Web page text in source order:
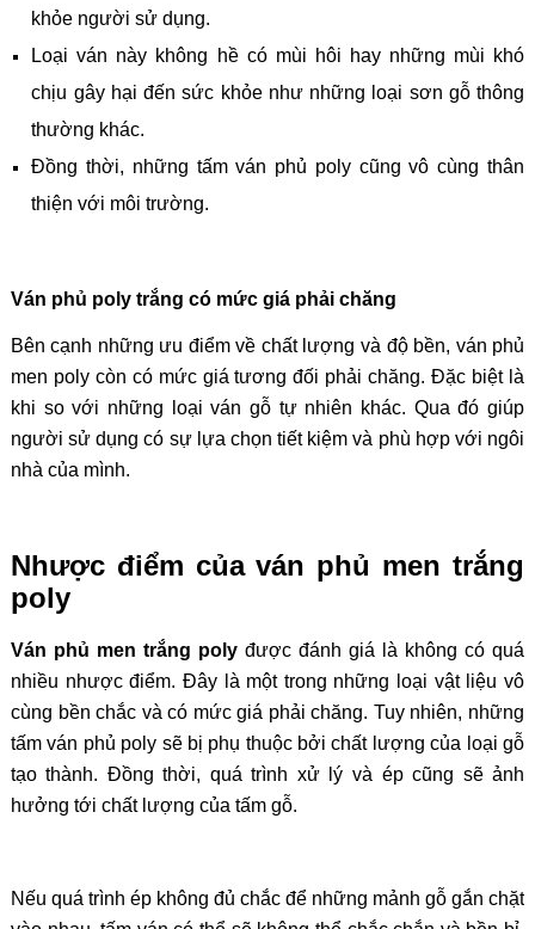
khỏe người sử dụng.
Loại ván này không hề có mùi hôi hay những mùi khó
chịu gây hại đến sức khỏe như những loại sơn gỗ thông
thường khác.
Đồng thời, những tấm ván phủ poly cũng vô cùng thân
thiện với môi trường.
Ván phủ poly trắng có mức giá phải chăng
Bên cạnh những ưu điểm về chất lượng và độ bền, ván phủ
men poly còn có mức giá tương đối phải chăng. Đặc biệt là
khi so với những loại ván gỗ tự nhiên khác. Qua đó giúp
người sử dụng có sự lựa chọn tiết kiệm và phù hợp với ngôi
nhà của mình.
Nhược điểm của ván phủ men trắng
poly
Ván phủ men trắng polyđược đánh giá là không có quá
nhiều nhược điểm. Đây là một trong những loại vật liệu vô
cùng bền chắc và có mức giá phải chăng. Tuy nhiên, những
tấm ván phủ poly sẽ bị phụ thuộc bởi chất lượng của loại gỗ
tạo thành. Đồng thời, quá trình xử lý và ép cũng sẽ ảnh
hưởng tới chất lượng của tấm gỗ.
Nếu quá trình ép không đủ chắc để những mảnh gỗ gắn chặt